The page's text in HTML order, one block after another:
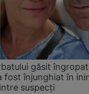
găsit
fost înjunghiat în
suspecți